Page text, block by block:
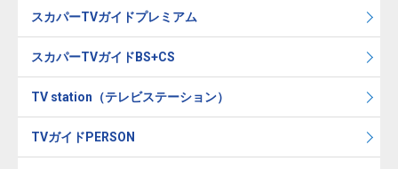
スカパーTVガイドプレミアム
スカパーTVガイドBS+CS
TV station（テレビステーション）
TVガイドPERSON